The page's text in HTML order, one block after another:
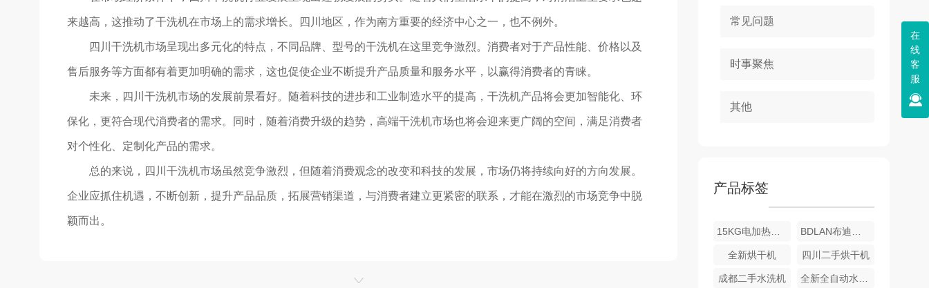
来越高，这推动了干洗机在市场上的需求增长。四川地区，作为南方重要的经济中心之一，也不例外。
四川干洗机市场呈现出多元化的特点，不同品牌、型号的干洗机在这里竞争激烈。消费者对于产品性能、价格以及
售后服务等方面都有着更加明确的需求，这也促使企业不断提升产品质量和服务水平，以赢得消费者的青睐。
未来，四川干洗机市场的发展前景看好。随着科技的进步和工业制造水平的提高，干洗机产品将会更加智能化、环
保化，更符合现代消费者的需求。同时，随着消费升级的趋势，高端干洗机市场也将会迎来更广阔的空间，满足消费者
对个性化、定制化产品的需求。
总的来说，四川干洗机市场虽然竞争激烈，但随着消费观念的改变和科技的发展，市场仍将持续向好的方向发展。
企业应抓住机遇，不断创新，提升产品品质，拓展营销渠道，与消费者建立更紧密的联系，才能在激烈的市场竞争中脱
颖而出。
常见问题
时事聚焦
其他
产品标签
15KG电加热烘干机 绵阳烘干机 绵阳烘干机厂家 洗衣店设备 烘干机批发 BDLAN布迪兰全套洗衣店设备 全自动全封闭干洗机 洗衣店设备
全新烘干机 四川二手烘干机
成都二手水洗机 全新全自动水洗机
在
线
客
服